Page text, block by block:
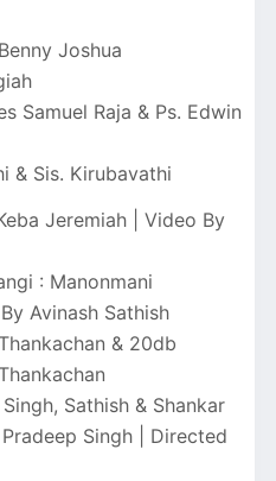
Joshua
Samuel Raja & Ps. Edwin
& Sis. Kirubavathi
Jeremiah | Video By
: Manonmani
Avinash Sathish
& 20db
Sathish & Shankar
Singh | Directed